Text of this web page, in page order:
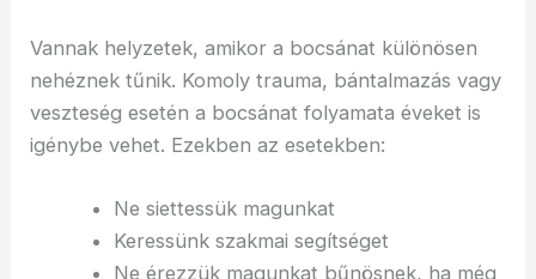
Vannak helyzetek, amikor a bocsánat különösen
nehéznek tűnik. Komoly trauma, bántalmazás vagy
veszteség esetén a bocsánat folyamata éveket is
igénybe vehet. Ezekben az esetekben:
Ne siettessük magunkat
Keressünk szakmai segítséget
Ne érezzük magunkat bűnösnek, ha még